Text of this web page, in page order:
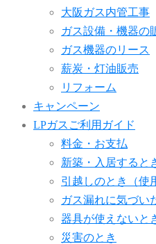
大阪ガス内管工事
ガス設備・機器の
ガス機器のリース
薪炭・灯油販売
リフォーム
キャンペーン
LPガスご利用ガイド
料金・お支払
新築・入居すると
引越しのとき（使
ガス漏れに気づい
器具が使えないと
災害のとき